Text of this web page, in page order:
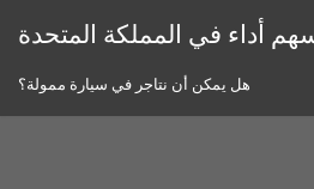
أداء في المملكة المتحدة
هل يمكن أن نتاجر في سيارة ممولة؟